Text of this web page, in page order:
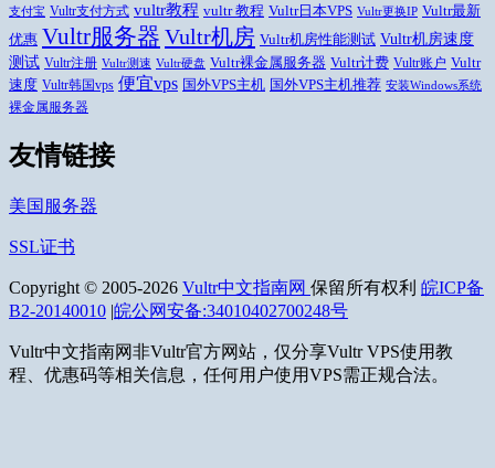
支付宝 Vultr支付方式 vultr教程 vultr 教程 Vultr日本VPS Vultr更换IP Vultr最新
优惠 Vultr服务器 Vultr机房 Vultr机房性能测试 Vultr机房速度
测试 Vultr注册 Vultr测速 Vultr硬盘 Vultr裸金属服务器 Vultr计费 Vultr账户 Vultr
速度 Vultr韩国vps 便宜vps 国外VPS主机 国外VPS主机推荐 安装Windows系统
裸金属服务器
友情链接
美国服务器
SSL证书
Copyright © 2005-2026 Vultr中文指南网 保留所有权利 皖ICP备
B2-20140010 |皖公网安备:34010402700248号
Vultr中文指南网非Vultr官方网站，仅分享Vultr VPS使用教
程、优惠码等相关信息，任何用户使用VPS需正规合法。